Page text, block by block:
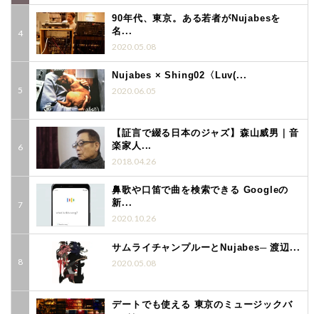
90年代、東京。ある若者がNujabesを
名...
2020.05.08
Nujabes × Shing02〈Luv(...
2020.06.05
【証言で綴る日本のジャズ】森山威男｜音
楽家人...
2018.04.26
鼻歌や口笛で曲を検索できる Googleの
新...
2020.10.26
サムライチャンプルーとNujabes─ 渡辺...
2020.05.08
デートでも使える 東京のミュージックバ